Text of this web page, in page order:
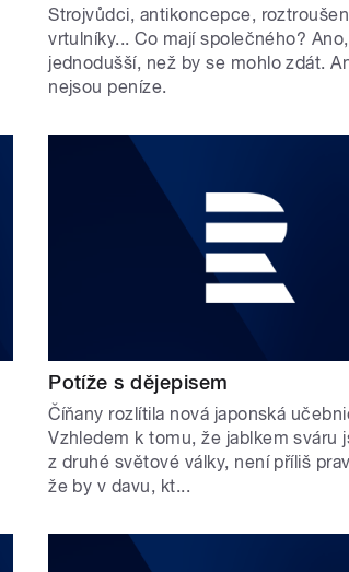
Strojvůdci, antikoncepce,
vrtulníky... Co mají společného?
jednodušší, než by se mohlo zdát.
nejsou peníze.
Potíže s dějepisem
Číňany rozlítila nová japonská
Vzhledem k tomu, že jablkem sváru
z druhé světové války, není příliš
že by v davu, kt...